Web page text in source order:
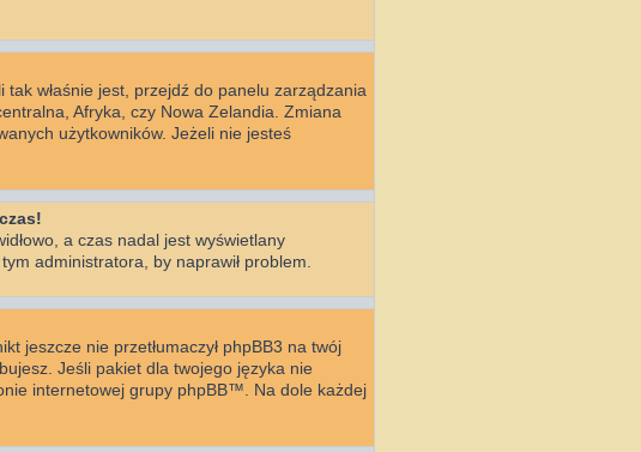
właśnie jest, przejdź do panelu zarządzania
Afryka, czy Nowa Zelandia. Zmiana
użytkowników. Jeżeli nie jesteś
a czas nadal jest wyświetlany
administratora, by naprawił problem.
jeszcze nie przetłumaczył phpBB3 na twój
Jeśli pakiet dla twojego języka nie
internetowej grupy phpBB™. Na dole każdej